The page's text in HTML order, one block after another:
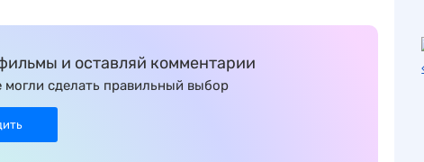
и оставляй комментарии
могли сделать правильный выбор